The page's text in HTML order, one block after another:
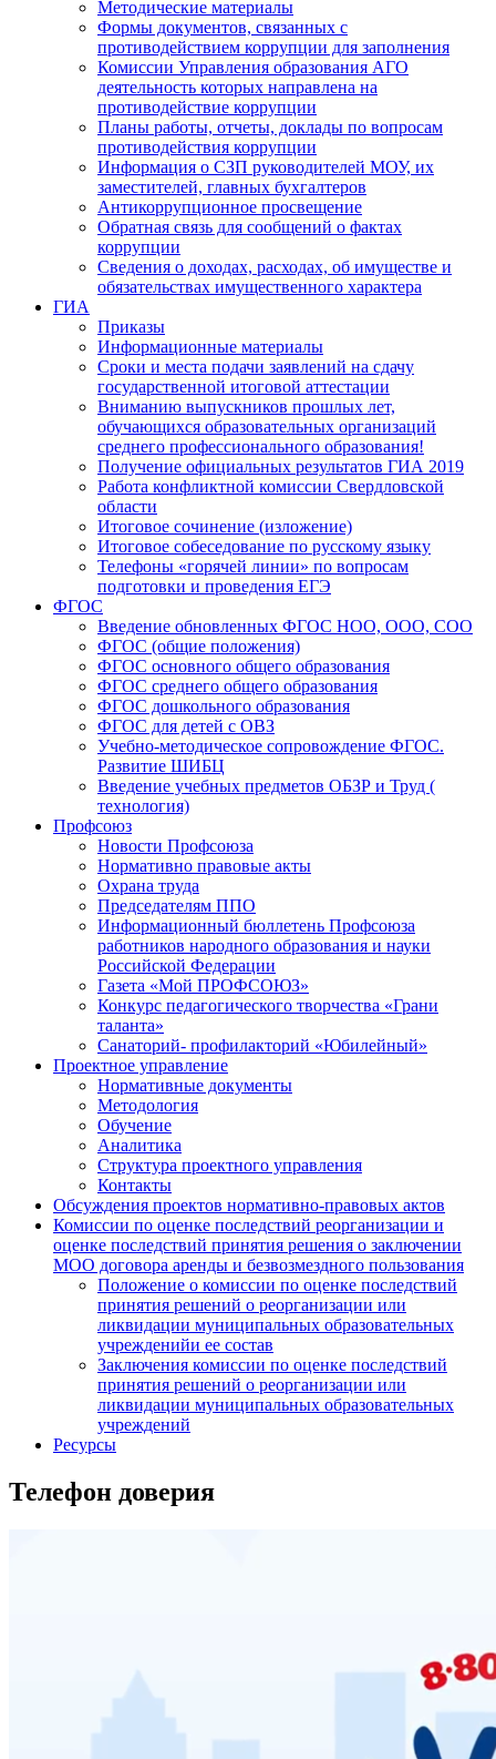
Методические материалы
Формы документов, связанных с
противодействием коррупции для заполнения
Комиссии Управления образования АГО
деятельность которых направлена на
противодействие коррупции
Планы работы, отчеты, доклады по вопросам
противодействия коррупции
Информация о СЗП руководителей МОУ, их
заместителей, главных бухгалтеров
Антикоррупционное просвещение
Обратная связь для сообщений о фактах
коррупции
Сведения о доходах, расходах, об имуществе и
обязательствах имущественного характера
ГИА
Приказы
Информационные материалы
Сроки и места подачи заявлений на сдачу
государственной итоговой аттестации
Вниманию выпускников прошлых лет,
обучающихся образовательных организаций
среднего профессионального образования!
Получение официальных результатов ГИА 2019
Работа конфликтной комиссии Свердловской
области
Итоговое сочинение (изложение)
Итоговое собеседование по русскому языку
Телефоны «горячей линии» по вопросам
подготовки и проведения ЕГЭ
ФГОС
Введение обновленных ФГОС НОО, ООО, СОО
ФГОС (общие положения)
ФГОС основного общего образования
ФГОС среднего общего образования
ФГОС дошкольного образования
ФГОС для детей с ОВЗ
Учебно-методическое сопровождение ФГОС.
Развитие ШИБЦ
Введение учебных предметов ОБЗР и Труд (
технология)
Профсоюз
Новости Профсоюза
Нормативно правовые акты
Охрана труда
Председателям ППО
Информационный бюллетень Профсоюза
работников народного образования и науки
Российской Федерации
Газета «Мой ПРОФСОЮЗ»
Конкурс педагогического творчества «Грани
таланта»
Санаторий- профилакторий «Юбилейный»
Проектное управление
Нормативные документы
Методология
Обучение
Аналитика
Структура проектного управления
Контакты
Обсуждения проектов нормативно-правовых актов
Комиссии по оценке последствий реорганизации и
оценке последствий принятия решения о заключении
МОО договора аренды и безвозмездного пользования
Положение о комиссии по оценке последствий
принятия решений о реорганизации или
ликвидации муниципальных образовательных
учрежденийи ее состав
Заключения комиссии по оценке последствий
принятия решений о реорганизации или
ликвидации муниципальных образовательных
учреждений
Ресурсы
Телефон доверия